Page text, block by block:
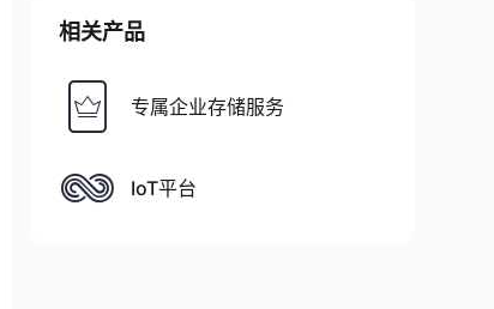
相关产品
专属企业存储服务
IoT平台